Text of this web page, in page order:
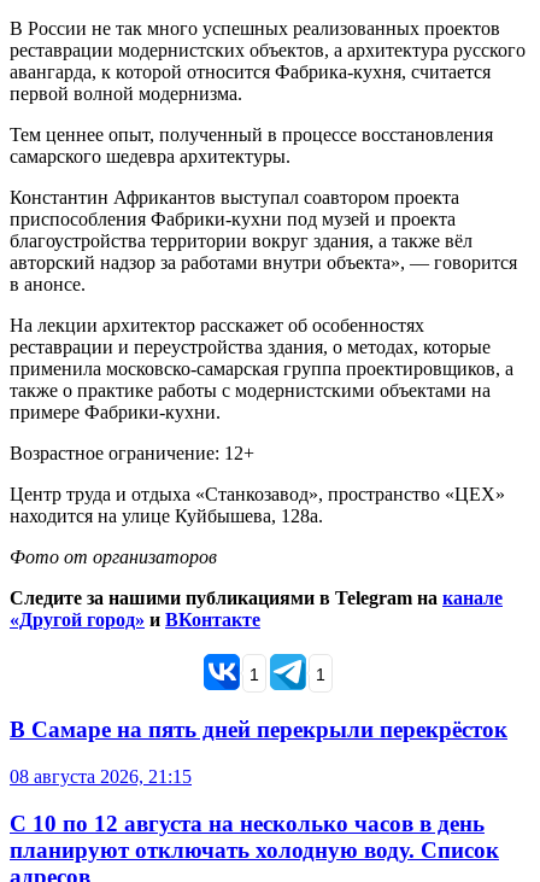
В России не так много успешных реализованных проектов
реставрации модернистских объектов, а архитектура русского
авангарда, к которой относится Фабрика-кухня, считается
первой волной модернизма.
Тем ценнее опыт, полученный в процессе восстановления
самарского шедевра архитектуры.
Константин Африкантов выступал соавтором проекта
приспособления Фабрики-кухни под музей и проекта
благоустройства территории вокруг здания, а также вёл
авторский надзор за работами внутри объекта», — говорится
в анонсе.
На лекции архитектор расскажет об особенностях
реставрации и переустройства здания, о методах, которые
применила московско-самарская группа проектировщиков, а
также о практике работы с модернистскими объектами на
примере Фабрики-кухни.
Возрастное ограничение: 12+
Центр труда и отдыха «Станкозавод», пространство «ЦЕХ»
находится на улице Куйбышева, 128а.
Фото от организаторов
Следите за нашими публикациями в Telegram на канале
«Другой город» и ВКонтакте
1 1
В Самаре на пять дней перекрыли перекрёсток
08 августа 2026, 21:15
С 10 по 12 августа на несколько часов в день
планируют отключать холодную воду. Список
адресов